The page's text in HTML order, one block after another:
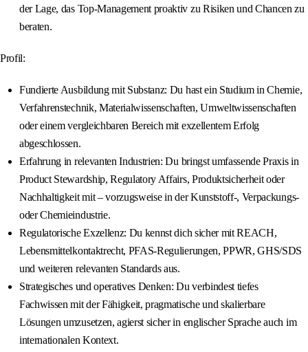
der Lage, das Top-Management proaktiv zu Risiken und Chancen zu
beraten.
Profil:
Fundierte Ausbildung mit Substanz: Du hast ein Studium in Chemie,
Verfahrenstechnik, Materialwissenschaften, Umweltwissenschaften
oder einem vergleichbaren Bereich mit exzellentem Erfolg
abgeschlossen.
Erfahrung in relevanten Industrien: Du bringst umfassende Praxis in
Product Stewardship, Regulatory Affairs, Produktsicherheit oder
Nachhaltigkeit mit – vorzugsweise in der Kunststoff-, Verpackungs-
oder Chemieindustrie.
Regulatorische Exzellenz: Du kennst dich sicher mit REACH,
Lebensmittelkontaktrecht, PFAS-Regulierungen, PPWR, GHS/SDS
und weiteren relevanten Standards aus.
Strategisches und operatives Denken: Du verbindest tiefes
Fachwissen mit der Fähigkeit, pragmatische und skalierbare
Lösungen umzusetzen, agierst sicher in englischer Sprache auch im
internationalen Kontext.